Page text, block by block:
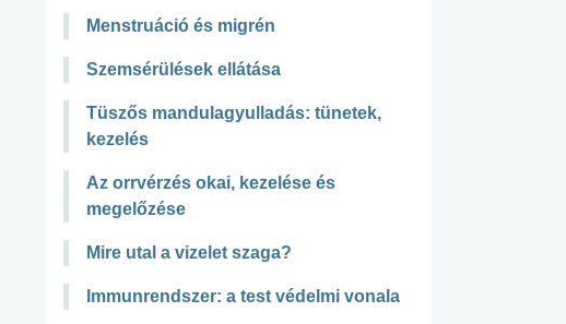
Menstruáció és migrén
Szemsérülések ellátása
Tüszős mandulagyulladás: tünetek,
kezelés
Az orrvérzés okai, kezelése és
megelőzése
Mire utal a vizelet szaga?
Immunrendszer: a test védelmi vonala